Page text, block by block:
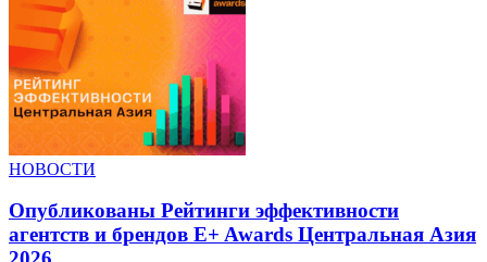
НОВОСТИ
Опубликованы Рейтинги эффективности
агентств и брендов E+ Awards Центральная Азия